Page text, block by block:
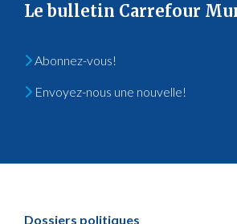
Le bulletin Carrefour
Abonnez-vous!
Envoyez-nous une nouvelle!
Dossiers politiques